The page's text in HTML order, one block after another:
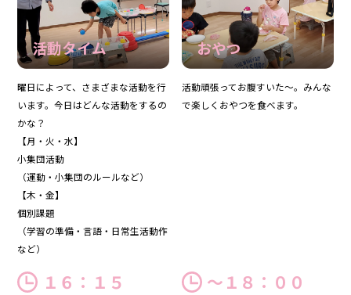
活動タイム
曜日によって、さまざまな活動を行
います。今日はどんな活動をするの
かな？
【月・火・水】
小集団活動
（運動・小集団のルールなど）
【木・金】
個別課題
（学習の準備・言語・日常生活動作
など）
おやつ
活動頑張ってお腹すいた～。みんな
で楽しくおやつを食べます。
１６：１５ ～１８：００